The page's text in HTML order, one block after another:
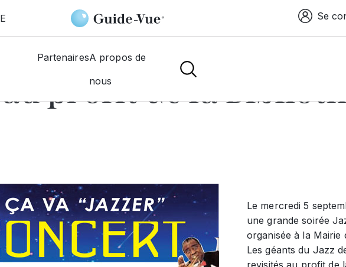
Espace
Se
PartenairesA propos de
nous
au profit de la
Le mercredi 5
une grande soirée
organisée à la Mairie
Les géants du Jazz
revisités au profit de